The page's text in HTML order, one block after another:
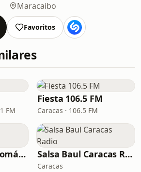
Maracaibo
Favoritos
FM
Fiesta 106.5 FM
Caracas · 106.5 FM
Caracas. Salsa Romántica Salsa Baul Caracas Radio
Caracas